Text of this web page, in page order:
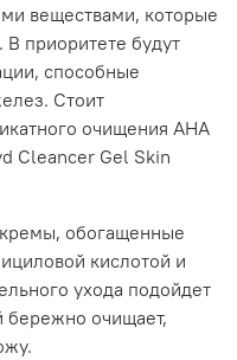
веществами, которые
приоритете будут
способные
Стоит
очищения AHA
Cleancer Gel Skin
обогащенные
кислотой и
ухода подойдет
бережно очищает,